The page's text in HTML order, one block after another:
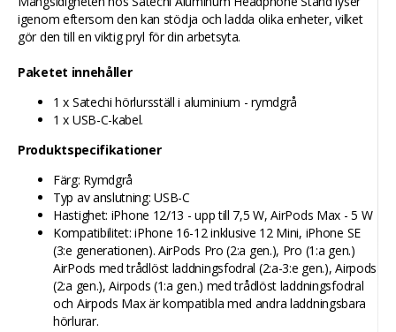
igenom eftersom den kan stödja och ladda olika enheter, vilket
gör den till en viktig pryl för din arbetsyta.
Paketet innehåller
1 x Satechi hörlursställ i aluminium - rymdgrå
1 x USB-C-kabel.
Produktspecifikationer
Färg: Rymdgrå
Typ av anslutning: USB-C
Hastighet: iPhone 12/13 - upp till 7,5 W, AirPods Max - 5 W
Kompatibilitet: iPhone 16-12 inklusive 12 Mini, iPhone SE
(3:e generationen). AirPods Pro (2:a gen.), Pro (1:a gen.)
AirPods med trådlöst laddningsfodral (2:a-3:e gen.), Airpods
(2:a gen.), Airpods (1:a gen.) med trådlöst laddningsfodral
och Airpods Max är kompatibla med andra laddningsbara
hörlurar.